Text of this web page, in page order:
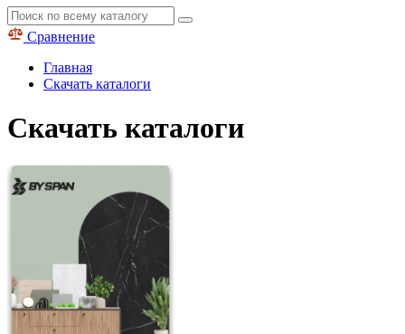
Сравнение
Главная
Скачать каталоги
Скачать каталоги